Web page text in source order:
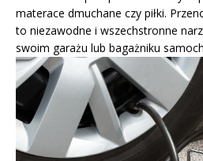
materace dmuchane czy piłki.
to niezawodne i wszechstronne
swoim garażu lub bagażniku